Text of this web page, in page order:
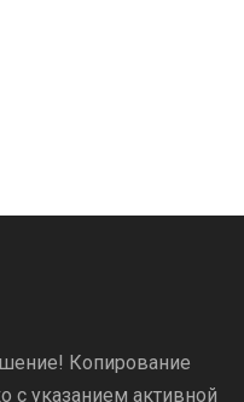
Копирование
с указанием активной